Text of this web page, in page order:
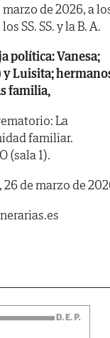
de 2026, a
SS. SS. y la B. A.
política: Vanesa;
Luisita;
familia,
La
familiar.
(sala 1).
26 de marzo de